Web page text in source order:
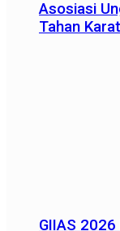
Asosiasi
Tahan
GIIAS